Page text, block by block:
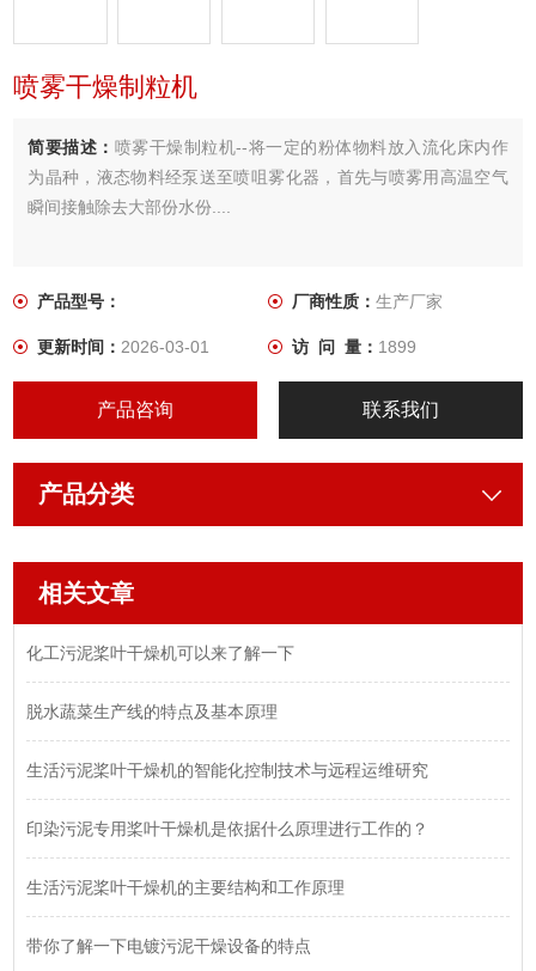
喷雾干燥制粒机
简要描述： 喷雾干燥制粒机--将一定的粉体物料放入流化床内作
为晶种，液态物料经泵送至喷咀雾化器，首先与喷雾用高温空气
瞬间接触除去大部份水份....
产品型号： 厂商性质： 生产厂家
更新时间：2026-03-01 访 问 量： 1899
产品咨询 联系我们
产品分类
相关文章
化工污泥桨叶干燥机可以来了解一下
脱水蔬菜生产线的特点及基本原理
生活污泥桨叶干燥机的智能化控制技术与远程运维研究
印染污泥专用桨叶干燥机是依据什么原理进行工作的？
生活污泥桨叶干燥机的主要结构和工作原理
带你了解一下电镀污泥干燥设备的特点